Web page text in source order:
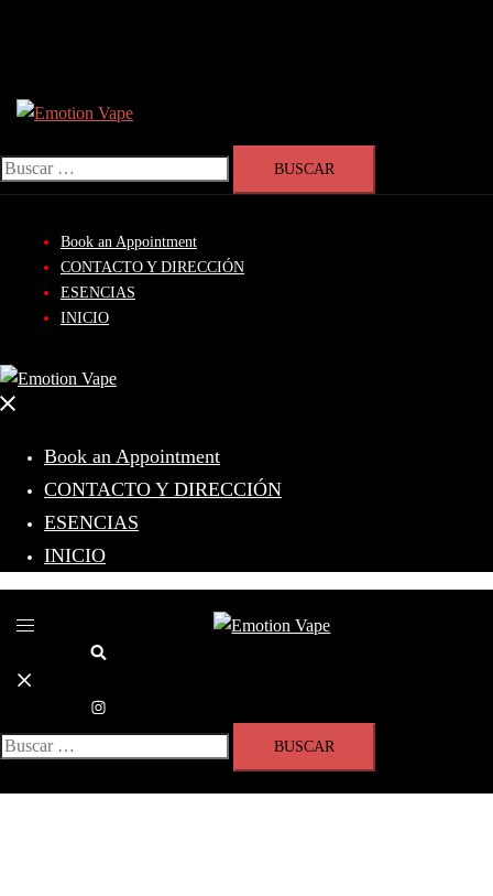
Buscar:
Book an Appointment
CONTACTO Y DIRECCIÓN
ESENCIAS
INICIO
Close
Book an Appointment
CONTACTO Y DIRECCIÓN
ESENCIAS
INICIO
Toggle
Buscar: